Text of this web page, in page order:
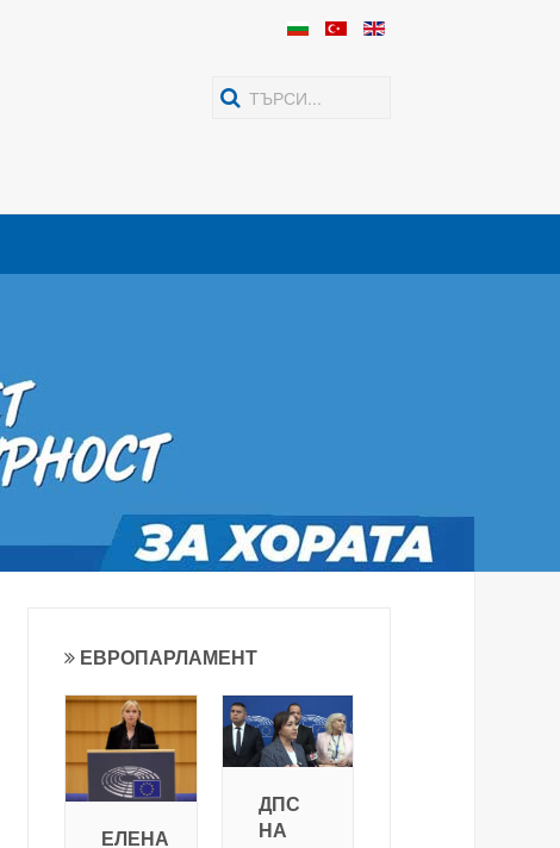
ЕВРОПАРЛАМЕНТ
ЕЛЕНА
ДПС
НА